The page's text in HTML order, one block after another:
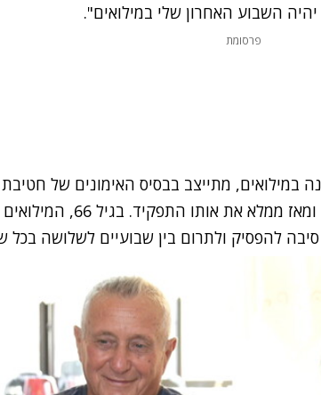
השבוע האחרון שלי במילואים".
פרסומת
אנג'ל, שמשרת כמעט 50 שנה במילואים, מתייצב בבסיס האימונים של
לאימון ירי תקופתי. הוא הוכשר כצלף ומאז ממלא
להפסיק ולתרום בין שבועיים לשלושה בכל